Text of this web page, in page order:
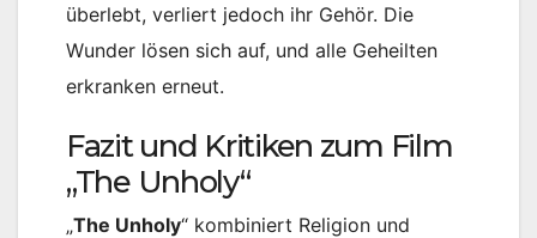
überlebt, verliert jedoch ihr Gehör. Die
Wunder lösen sich auf, und alle Geheilten
erkranken erneut.
Fazit und Kritiken zum Film
„The Unholy“
„The Unholy“ kombiniert Religion und